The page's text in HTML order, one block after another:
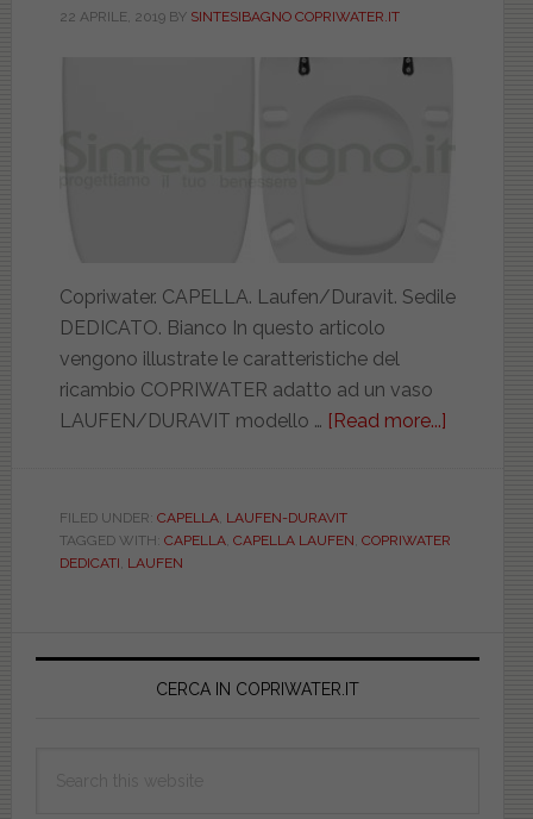
22 APRILE, 2019BY SINTESIBAGNO COPRIWATER.IT
Copriwater. CAPELLA. Laufen/Duravit. Sedile
DEDICATO. Bianco In questo articolo
vengono illustrate le caratteristiche del
ricambio COPRIWATER adatto ad un vaso
LAUFEN/DURAVIT modello … [Read more...]
BIANCO.
FILED UNDER: CAPELLA, LAUFEN-DURAVIT
TAGGED WITH: CAPELLA, CAPELLA LAUFEN COPRIWATER
DEDICATI LAUFEN
Primary
CERCA IN COPRIWATER.IT